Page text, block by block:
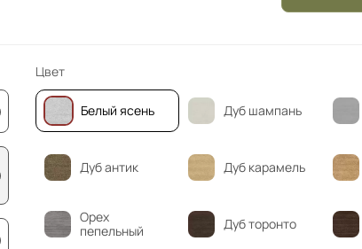
Цвет
Белый ясень Дуб шампань
Дуб антик Дуб карамель
Орех
пепельный
Дуб торонто